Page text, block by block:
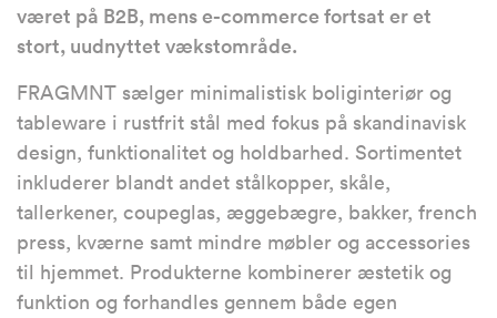
været på B2B, mens e-commerce fortsat er et
stort, uudnyttet vækstområde.
FRAGMNT sælger minimalistisk boliginteriør og
tableware i rustfrit stål med fokus på skandinavisk
design, funktionalitet og holdbarhed. Sortimentet
inkluderer blandt andet stålkopper, skåle,
tallerkener, coupeglas, æggebægre, bakker, french
press, kværne samt mindre møbler og accessories
til hjemmet. Produkterne kombinerer æstetik og
funktion og forhandles gennem både egen